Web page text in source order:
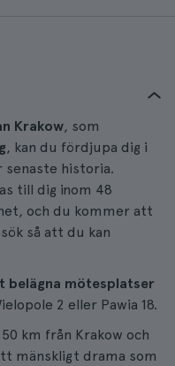
Krakow, som
, kan du fördjupa dig i
senaste historia.
till dig inom 48
och du kommer att
så att du kan
belägna mötesplatser
2 eller Pawia 18.
km från Krakow och
mänskligt drama som